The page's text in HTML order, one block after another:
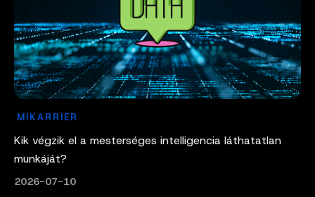
MIKARRIER
Kik végzik el a mesterséges intelligencia láthatatlan
munkáját?
2026-07-10